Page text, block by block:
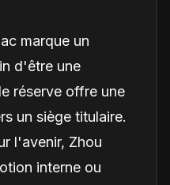
marque un
d'être une
réserve offre une
un siège titulaire.
l'avenir, Zhou
interne ou